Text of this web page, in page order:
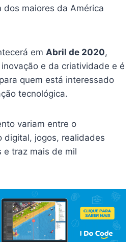
dos maiores da América
em Abril de 2020,
e da criatividade e é
quem está interessado
tecnológica.
variam entre o
digital, jogos, realidades
e traz mais de mil